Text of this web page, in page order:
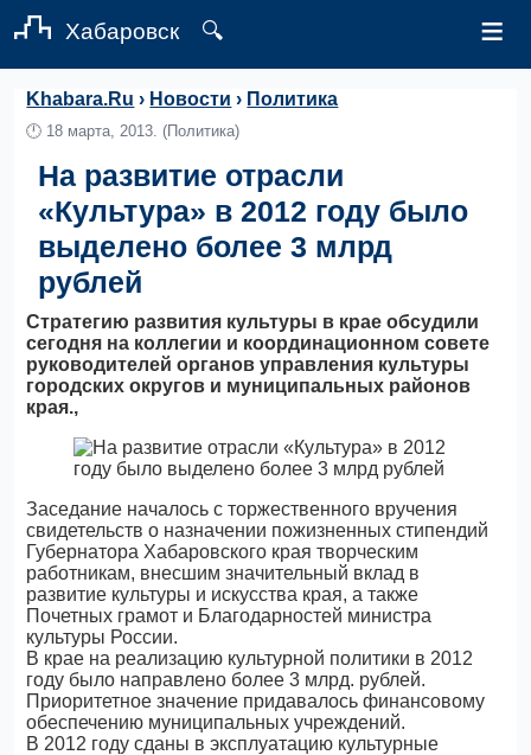
Хабаровск 🔍 ≡
Khabara.Ru › Новости › Политика
🕛 18 марта, 2013. (Политика)
На развитие отрасли
«Культура» в 2012 году было
выделено более 3 млрд
рублей
Стратегию развития культуры в крае обсудили
сегодня на коллегии и координационном совете
руководителей органов управления культуры
городских округов и муниципальных районов
края.,
Заседание началось с торжественного вручения
свидетельств о назначении пожизненных стипендий
Губернатора Хабаровского края творческим
работникам, внесшим значительный вклад в
развитие культуры и искусства края, а также
Почетных грамот и Благодарностей министра
культуры России.
В крае на реализацию культурной политики в 2012
году было направлено более 3 млрд. рублей.
Приоритетное значение придавалось финансовому
обеспечению муниципальных учреждений.
В 2012 году сданы в эксплуатацию культурные